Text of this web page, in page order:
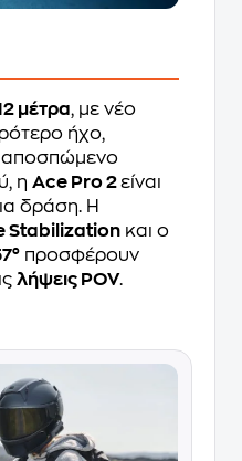
μέτρα, με νέο
ήχο,
αποσπώμενο
η Ace Pro 2είναι
δράση. Η
Stabilization και ο
προσφέρουν
λήψεις POV.